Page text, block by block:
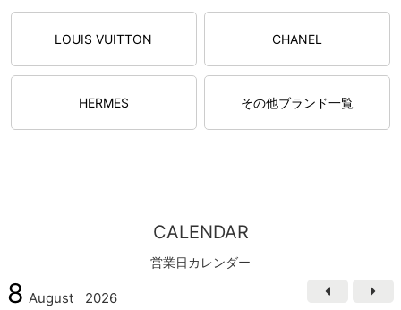
LOUIS VUITTON CHANEL
HERMES その他ブランド一覧
CALENDAR
営業日カレンダー
8 August 2026